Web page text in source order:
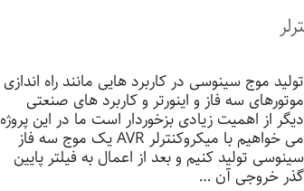
تولید موج سینوسی در کاربرد هایی مانند راه اندازی
موتورهای سه فاز و اینورتر و کاربرد های صنعتی
دیگر از اهمیت زیادی بزخوردار است ما در این پروژه
می خواهیم با میکروکنترلر AVR یک موج سه فاز
سینوسی تولید کنیم و بعد از اعمال به فیلتر پایین
گذر خروجی آن …